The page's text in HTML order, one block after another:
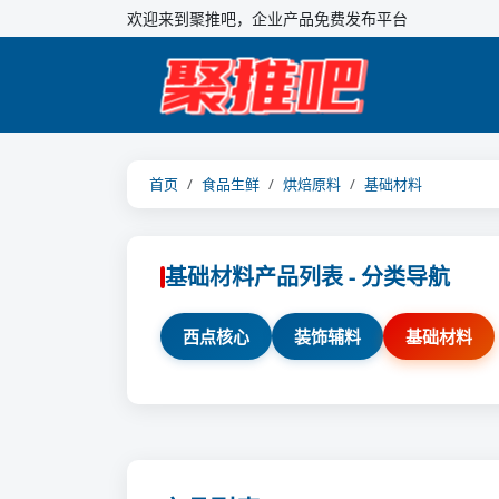
欢迎来到聚推吧，企业产品免费发布平台
首页 食品生鲜 烘焙原料 基础材料
基础材料产品列表 - 分类导航
西点核心 装饰辅料 基础材料